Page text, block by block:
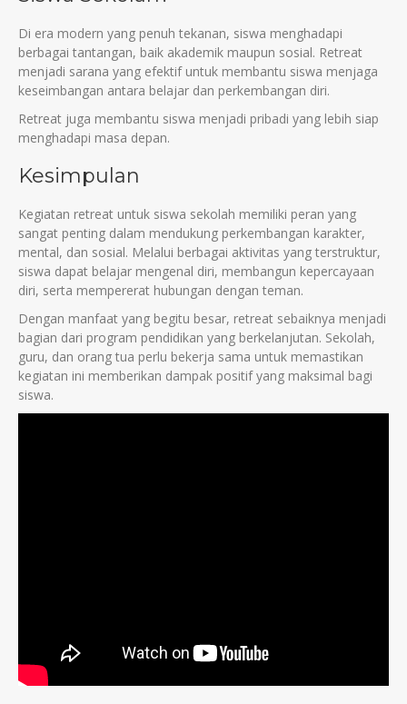
Di era modern yang penuh tekanan, siswa menghadapi
berbagai tantangan, baik akademik maupun sosial. Retreat
menjadi sarana yang efektif untuk membantu siswa menjaga
keseimbangan antara belajar dan perkembangan diri.
Retreat juga membantu siswa menjadi pribadi yang lebih siap
menghadapi masa depan.
Kesimpulan
Kegiatan retreat untuk siswa sekolah memiliki peran yang
sangat penting dalam mendukung perkembangan karakter,
mental, dan sosial. Melalui berbagai aktivitas yang terstruktur,
siswa dapat belajar mengenal diri, membangun kepercayaan
diri, serta mempererat hubungan dengan teman.
Dengan manfaat yang begitu besar, retreat sebaiknya menjadi
bagian dari program pendidikan yang berkelanjutan. Sekolah,
guru, dan orang tua perlu bekerja sama untuk memastikan
kegiatan ini memberikan dampak positif yang maksimal bagi
siswa.